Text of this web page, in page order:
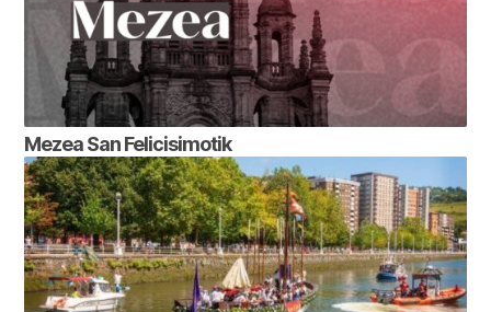
Mezea San Felicisimotik